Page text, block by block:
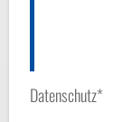
Datenschutz*